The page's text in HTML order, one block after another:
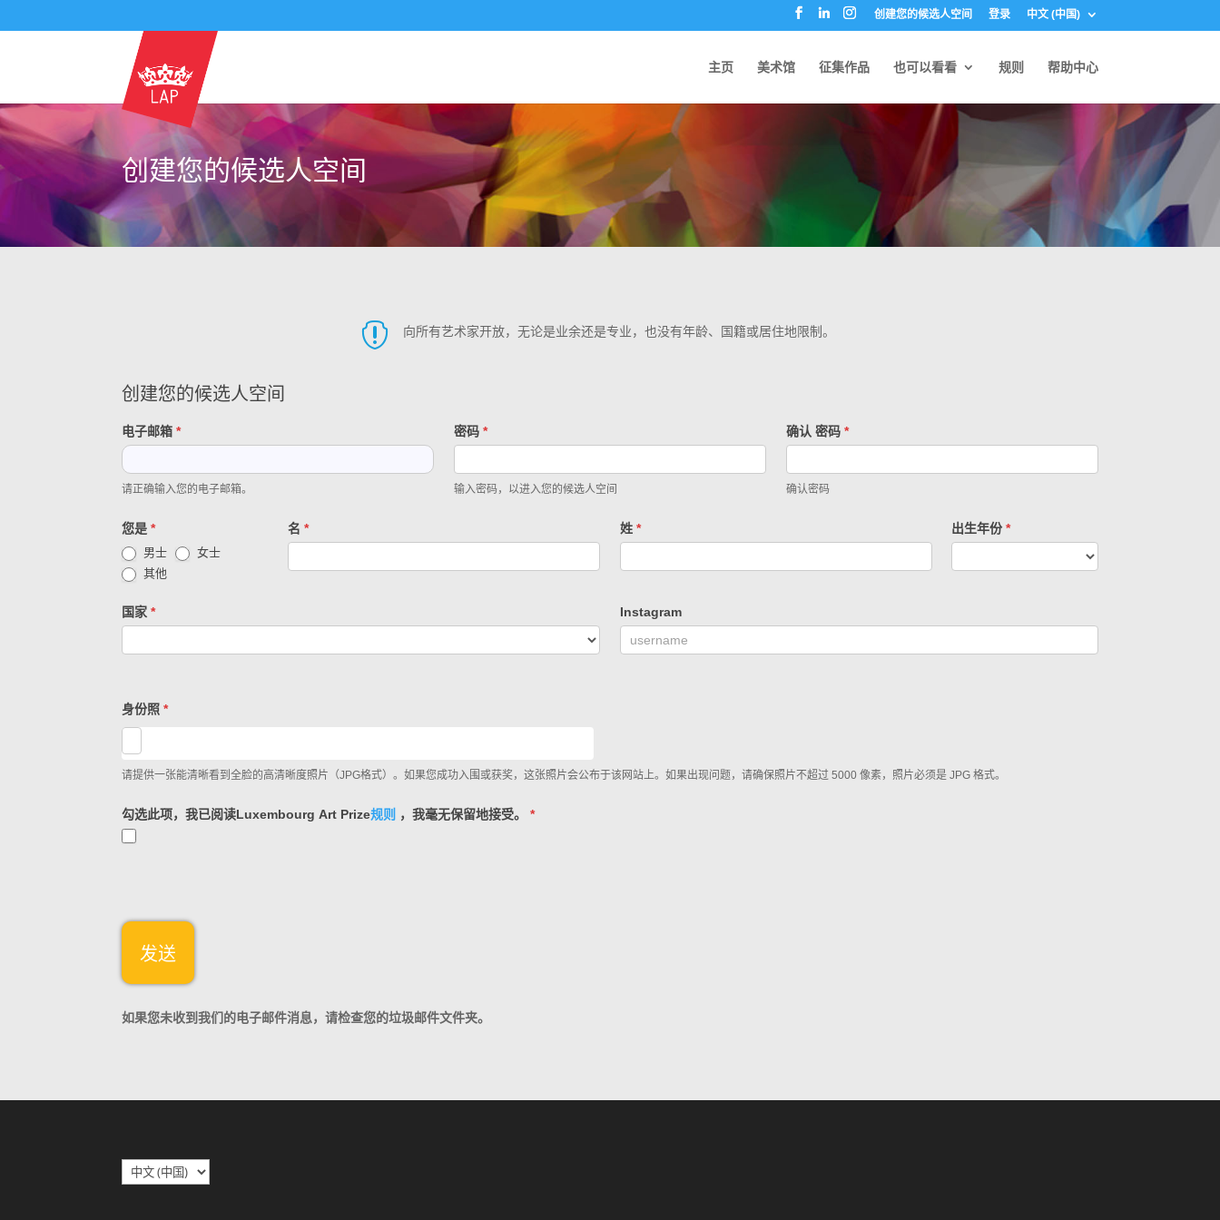
创建您的候选人空间 登录 中文 (中国)
主页 美术馆 征集作品 也可以看看 规则 帮助中心
创建您的候选人空间
 向所有艺术家开放，无论是业余还是专业，也没有年龄、国籍或居住地限制。
创
建
您
的
候
选
空
间
创建您的候选人空间
电子邮箱*
请正确输入您的电子邮箱。
密码 *
输入密码，以进入您的候选人空间
确认 密码 *
确认密码
您是*
男士
女士
其他
名* 姓 * 出生年份*
国家* Instagram
身份照*
请提供一张能清晰看到全脸的高清晰度照片（JPG格式）。如果您成功入围或获奖，这张照片会公布于该网站上。如果出现问题，请确保照片不超过 5000 像素，照片必须是 JPG 格式。
勾选此项，我已阅读Luxembourg Art Prize规则 ，我毫无保留地接受。*
发送
A
r
t
i
如果您未收到我们的电子邮件消息，请检查您的垃圾邮件文件夹。
选
择